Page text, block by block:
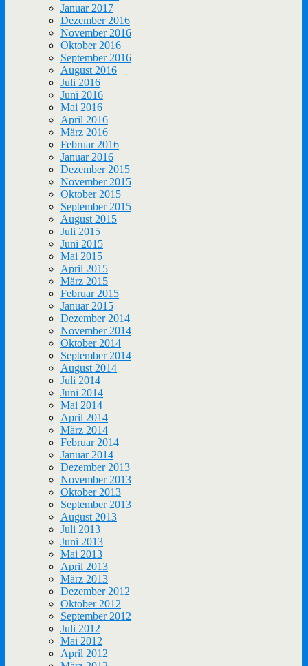
Januar 2017
Dezember 2016
November 2016
Oktober 2016
September 2016
August 2016
Juli 2016
Juni 2016
Mai 2016
April 2016
März 2016
Februar 2016
Januar 2016
Dezember 2015
November 2015
Oktober 2015
September 2015
August 2015
Juli 2015
Juni 2015
Mai 2015
April 2015
März 2015
Februar 2015
Januar 2015
Dezember 2014
November 2014
Oktober 2014
September 2014
August 2014
Juli 2014
Juni 2014
Mai 2014
April 2014
März 2014
Februar 2014
Januar 2014
Dezember 2013
November 2013
Oktober 2013
September 2013
August 2013
Juli 2013
Juni 2013
Mai 2013
April 2013
März 2013
Dezember 2012
Oktober 2012
September 2012
Juli 2012
Mai 2012
April 2012